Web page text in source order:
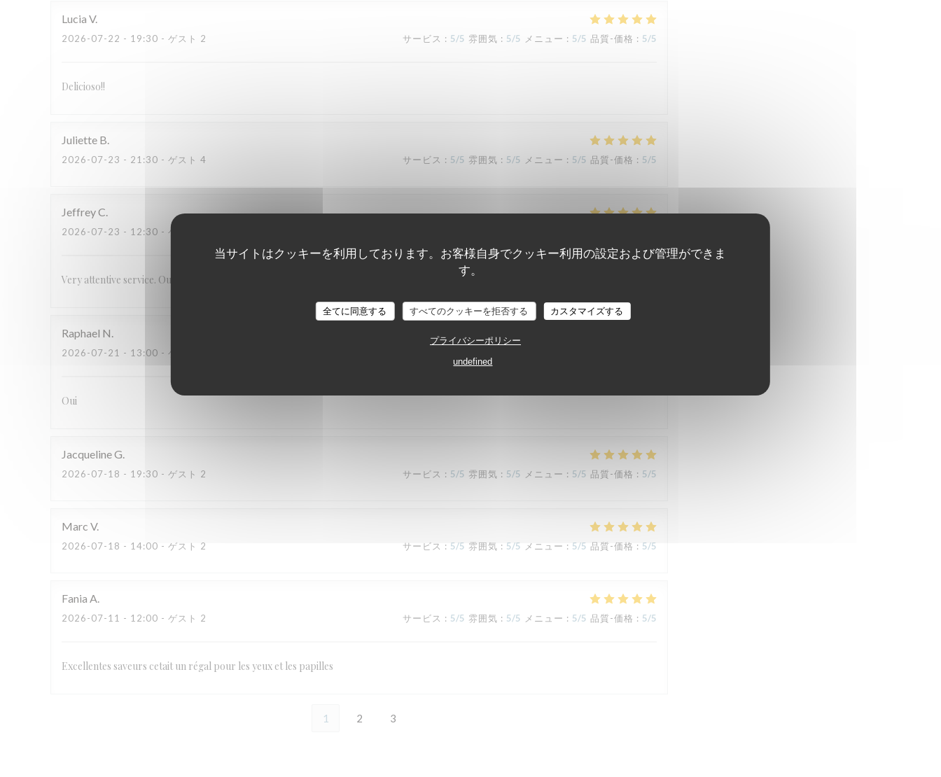
当サイトはクッキーを利用しております。お客様自身でクッキー利用の設定および管理ができま
す。
全てに同意する すべてのクッキーを拒否する カスタマイズする
プライバシーポリシー
undefined
Lucia V
2026-07-22 - 19:30 - ゲスト 2 サービス : 5/5 雰囲気 : 5/5 メニュー : 5/5 品質-価格 : 5/5
Delicioso!!
Juliette B
2026-07-23 - 21:30 - ゲスト 4 サービス : 5/5 雰囲気 : 5/5 メニュー : 5/5 品質-価格 : 5/5
JeffreyC
2026-07-23 - 12:30 - ゲスト 2
Very attentive service. Outstanding, unique food.
Raphael N
2026-07-21 - 13:00 - ゲスト 2
Oui
JacquelineG
2026-07-18 - 19:30 - ゲスト 2 サービス : 5/5 雰囲気 : 5/5 メニュー : 5/5 品質-価格 : 5/5
Marc V
2026-07-18 - 14:00 - ゲスト 2 サービス : 5/5 雰囲気 : 5/5 メニュー : 5/5 品質-価格 : 5/5
Fania A
2026-07-11 - 12:00 - ゲスト 2 サービス : 5/5 雰囲気 : 5/5 メニュー : 5/5 品質-価格 : 5/5
Excellentes saveurs cetait un régal pour les yeux et les papilles
1 2 3
TAVLINE